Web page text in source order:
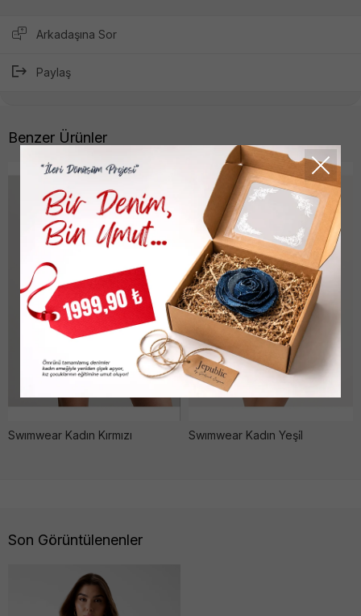
Arkadaşına Sor
Paylaş
Benzer Ürünler
Swımwear Kadın Kırmızı Swımwear Kadın Yeşi̇l
Son Görüntülenenler